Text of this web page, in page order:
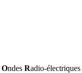
Ondes Radio-électriques